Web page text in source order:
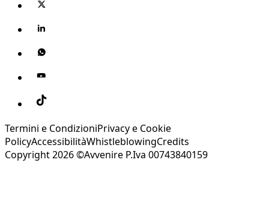
Termini e CondizioniPrivacy e Cookie
PolicyAccessibilitàWhistleblowingCredits
Copyright 2026 ©Avvenire P.Iva 00743840159